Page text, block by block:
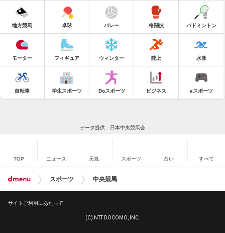
地方競馬 卓球 バレー 格闘技 バドミントン
モーター フィギュア ウィンター 陸上 水泳
自転車 学生スポーツ Doスポーツ ビジネス eスポーツ
データ提供：日本中央競馬会
TOP ニュース 天気 スポーツ 占い すべて
スポーツ 中央競馬
サイトご利用にあたって
(C) NTT DOCOMO, INC.